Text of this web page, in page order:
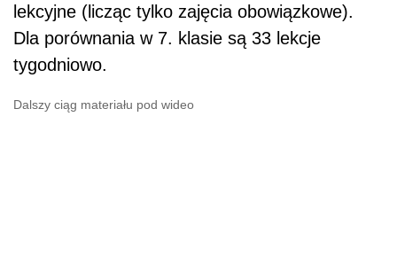
lekcyjne (licząc tylko zajęcia obowiązkowe).
Dla porównania w 7. klasie są 33 lekcje
tygodniowo.
Dalszy ciąg materiału pod wideo